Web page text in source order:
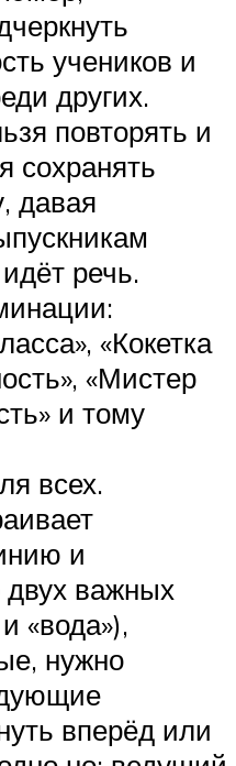
учеников и
других.
повторять и
сохранять
давая
речь.
«Кокетка
«Мистер
и тому
всех.
и
двух важных
«вода»),
нужно
вперёд или